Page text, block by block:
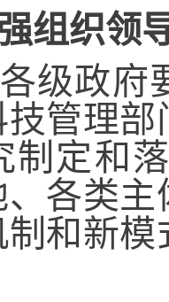
织领
政府要
管理
制定和
各类
和新